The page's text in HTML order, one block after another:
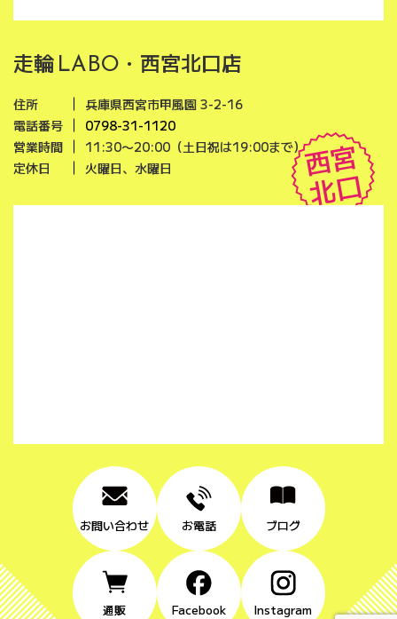
走輪 LABO ・西宮北口店
住所
兵庫県西宮市甲風園 3-2-16
電話番号
0798-31-1120
営業時間
11:30〜20:00（土日祝は19:00まで）
定休日
火曜日、水曜日 西宮
北口
お問い合わせ お電話 ブログ
通販 Facebook Instagram